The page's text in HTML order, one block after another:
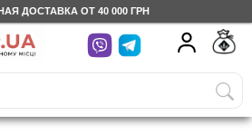
ДОСТАВКА ОТ 40 000 ГРН
UA
грн